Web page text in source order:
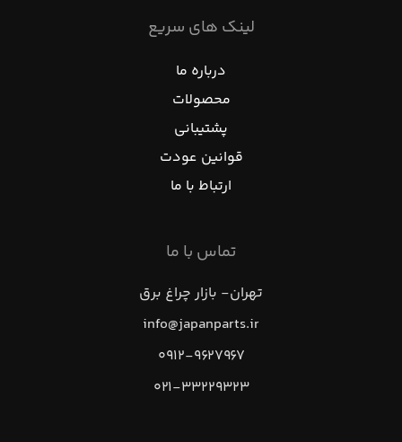
لینک های سریع
درباره ما
محصولات
پشتیبانی
قوانین عودت
ارتباط با ما
تماس با ما
تهران- بازار چراغ برق
info@japanparts.ir
۰۹۱۲-۹۶۲۷۹۶۷
۰۲۱-۳۳۲۲۹۳۲۳